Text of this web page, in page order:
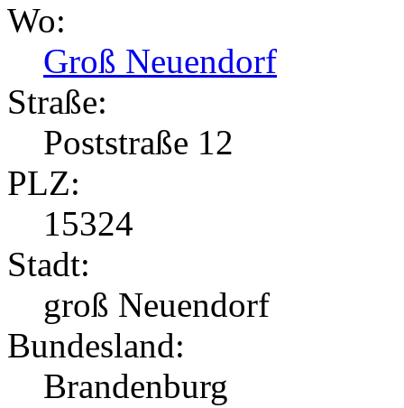
Wo:
Groß Neuendorf
Straße:
Poststraße 12
PLZ:
15324
Stadt:
groß Neuendorf
Bundesland:
Brandenburg